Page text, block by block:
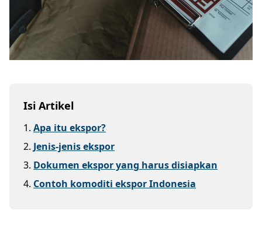
Isi Artikel
1. Apa itu ekspor?
2. Jenis-jenis ekspor
3. Dokumen ekspor yang harus disiapkan
4. Contoh komoditi ekspor Indonesia